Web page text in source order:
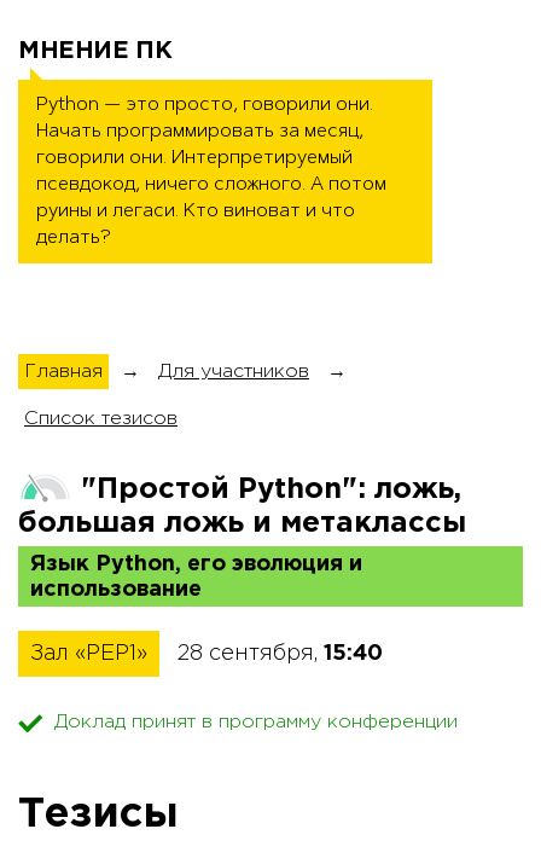
Главная → Для участников →
Список тезисов
"Простой Python": ложь,
большая ложь и метаклассы
Язык Python, его эволюция и
использование
Зал «PEP1» 28 сентября, 15:40
Доклад принят в программу конференции
Тезисы
МНЕНИЕ ПК
Python — это просто, говорили они.
Начать программировать за месяц,
говорили они. Интерпретируемый
псевдокод, ничего сложного. А потом
руины и легаси. Кто виноват и что
делать?